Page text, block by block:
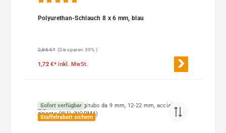
Polyurethan-Schlauch 8 x 6 mm, blau
2,86 €* (Sie sparen 39% )
1,72 €*inkl. MwSt.
Sofort verfügbar
Staffelrabatt sichern